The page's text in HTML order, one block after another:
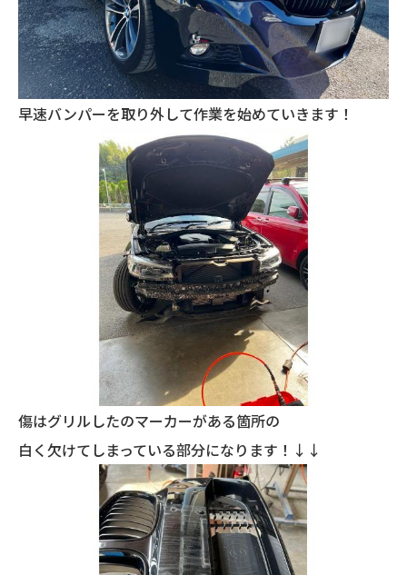
早速バンパーを取り外して作業を始めていきます！
傷はグリルしたのマーカーがある箇所の
白く欠けてしまっている部分になります！↓↓